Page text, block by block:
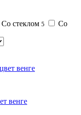
Со стеклом 5
Со
венге